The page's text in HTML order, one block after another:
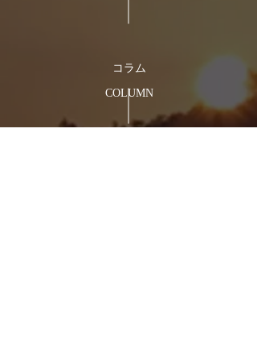
​コラム
COLUMN